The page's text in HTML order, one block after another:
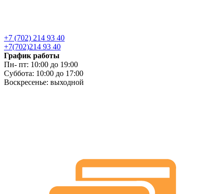
+7 (702) 214 93 40
+7(702)214 93 40
График работы
Пн- пт: 10:00 до 19:00
Суббота: 10:00 до 17:00
Воскресенье: выходной